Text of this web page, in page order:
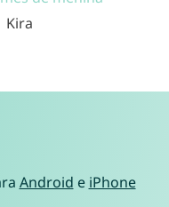
Kira
Android e iPhone